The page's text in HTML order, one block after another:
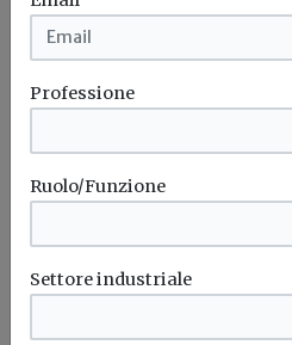
Per Jonasson rieletto
AREA
Redazione Build News
Marco Buoni sarà Vice
AREA
Professione
Ruolo/Funzione
Settore industriale